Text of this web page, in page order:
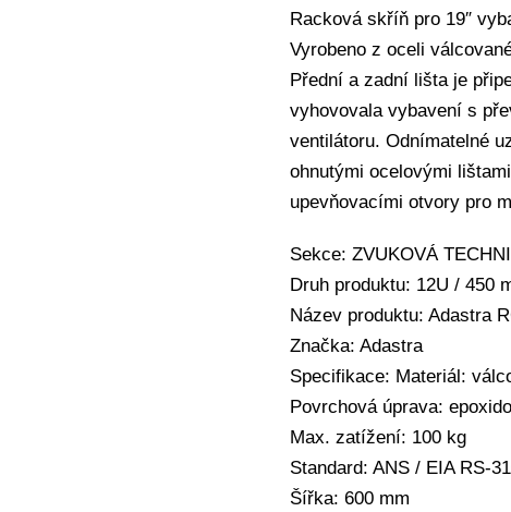
Racková skříň pro 19″
Vyrobeno z oceli
Přední a zadní lišta je
vyhovovala vybavení s
ventilátoru. Odnímatelné
ohnutými ocelovými
upevňovacími otvory pro
Sekce: ZVUKOVÁ
Druh produktu: 12U / 450
Název produktu: Adastra
Značka: Adastra
Specifikace: Materiál:
Povrchová úprava:
Max. zatížení: 100 kg
Standard: ANS / EIA RS-
Šířka: 600 mm